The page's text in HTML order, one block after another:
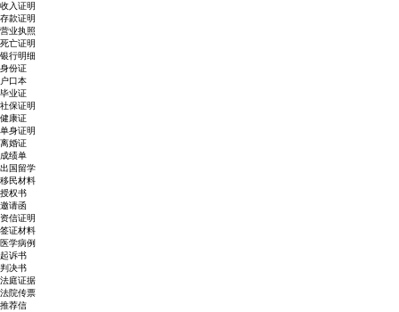
收入证明
存款证明
营业执照
死亡证明
银行明细
身份证
户口本
毕业证
社保证明
健康证
单身证明
离婚证
成绩单
出国留学
移民材料
授权书
邀请函
资信证明
签证材料
医学病例
起诉书
判决书
法庭证据
法院传票
推荐信